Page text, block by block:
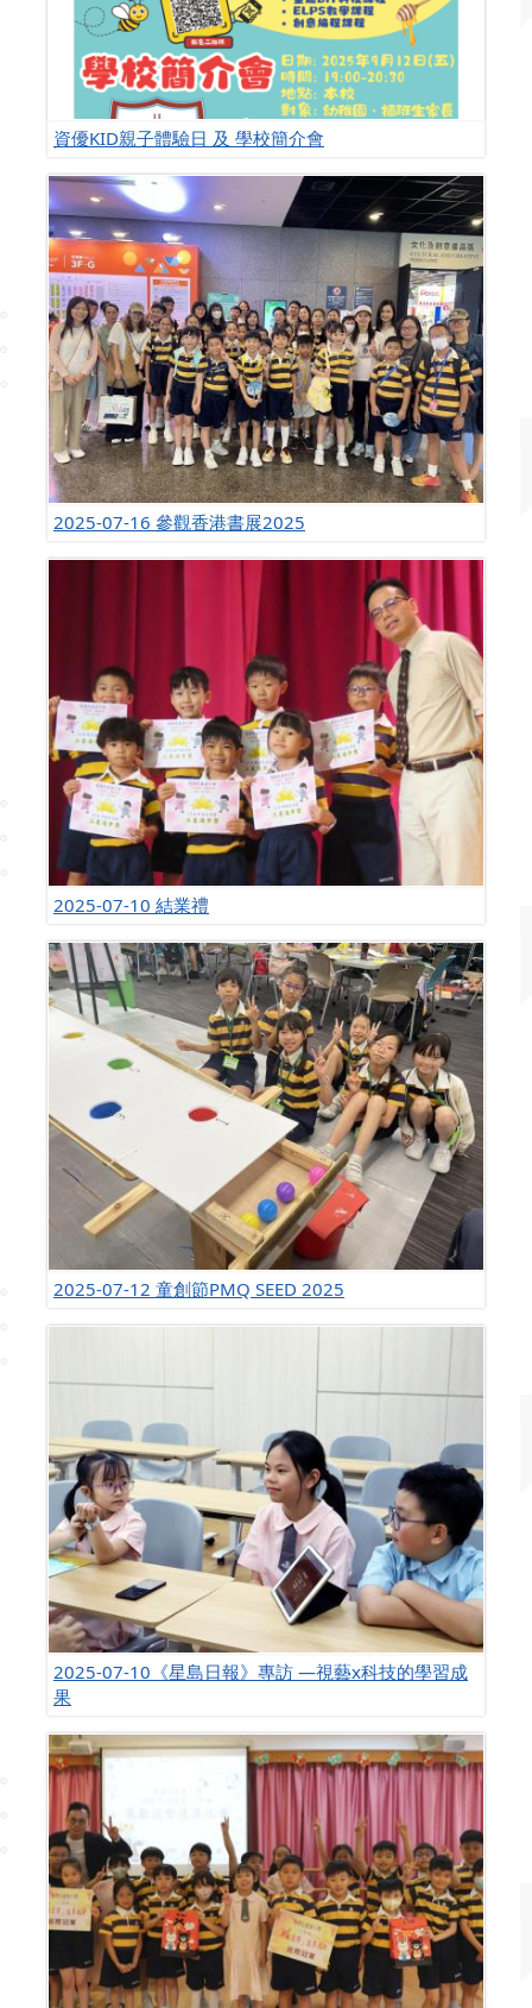
資優KID親子體驗日 及 學校簡介會
2025-07-16 參觀香港書展2025
2025-07-10 結業禮
2025-07-12 童創節PMQ SEED 2025
2025-07-10《星島日報》專訪 —視藝x科技的學習成
果